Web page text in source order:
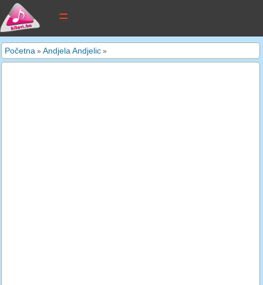
tekstovi pjesama
Početna » Andjela Andjelic »